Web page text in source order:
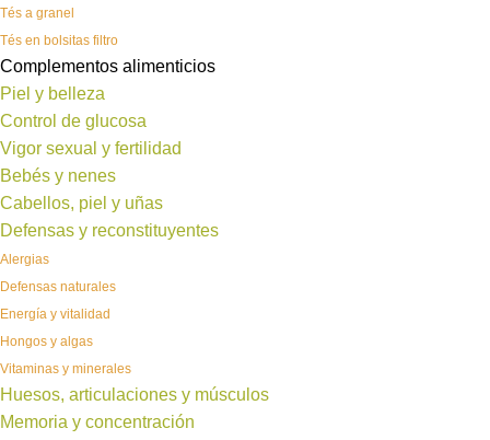
Tés a granel
Tés en bolsitas filtro
Complementos alimenticios
Piel y belleza
Control de glucosa
Vigor sexual y fertilidad
Bebés y nenes
Cabellos, piel y uñas
Defensas y reconstituyentes
Alergias
Defensas naturales
Energía y vitalidad
Hongos y algas
Vitaminas y minerales
Huesos, articulaciones y músculos
Memoria y concentración